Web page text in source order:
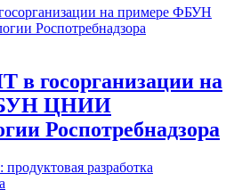
в госорганизации на
ЦНИИ
Роспотребнадзора